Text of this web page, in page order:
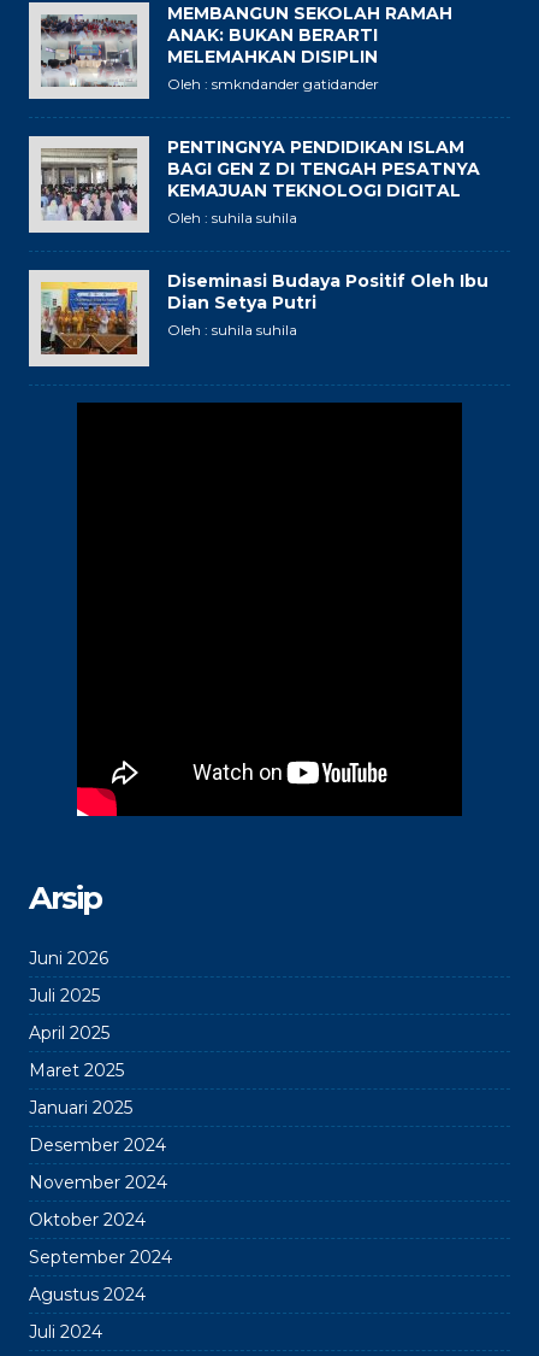
MEMBANGUN SEKOLAH RAMAH
ANAK: BUKAN BERARTI
MELEMAHKAN DISIPLIN
Oleh : smkndander gatidander
PENTINGNYA PENDIDIKAN ISLAM
BAGI GEN Z DI TENGAH PESATNYA
KEMAJUAN TEKNOLOGI DIGITAL
Oleh : suhila suhila
Diseminasi Budaya Positif Oleh Ibu
Dian Setya Putri
Oleh : suhila suhila
Arsip
Juni 2026
Juli 2025
April 2025
Maret 2025
Januari 2025
Desember 2024
November 2024
Oktober 2024
September 2024
Agustus 2024
Juli 2024